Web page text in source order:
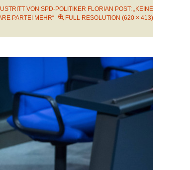
VON SPD-POLITIKER FLORIAN POST: „KEINE
PARTEI MEHR“
FULL RESOLUTION (620 × 413)